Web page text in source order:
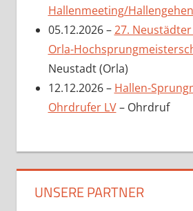
Hallenmeeting/Hallengehen
05.12.2026 –27. Neustädter
Orla-
Neustadt (Orla)
12.12.2026 – Hallen-
Ohrdrufer LV– Ohrdruf
UNSERE PARTNER